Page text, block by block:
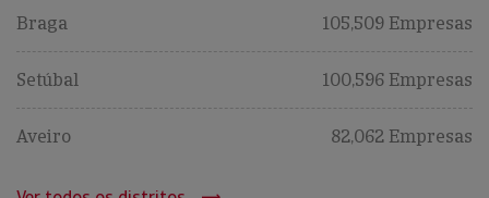
Braga 105,509 Empresas
Setúbal 100,596 Empresas
Aveiro 82,062 Empresas